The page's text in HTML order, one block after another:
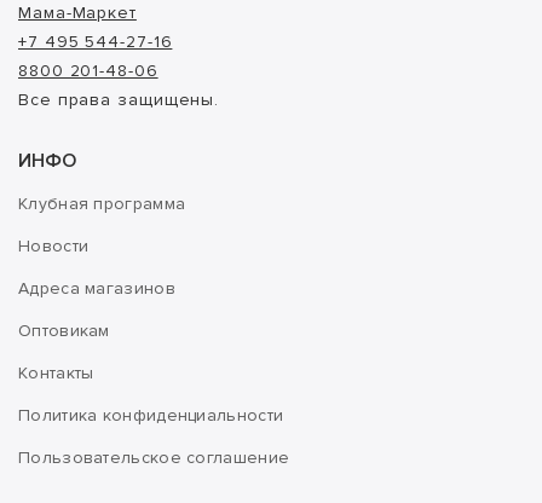
Мама-Маркет
+7 495 544-27-16
8800 201-48-06
Все права защищены.
ИНФО
Клубная программа
Новости
Адреса магазинов
Оптовикам
Контакты
Политика конфиденциальности
Пользовательское соглашение